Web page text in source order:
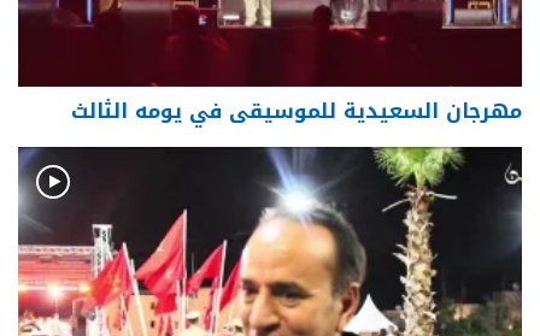
مهرجان السعيدية للموسيقى في يومه الثالث